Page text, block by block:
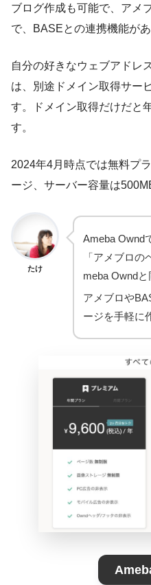
ブログ作成も可能で、アメ
で、BASEとの連携機能があ
自分の好きなウェブアドレ
は、別途ドメイン取得サー
す。ドメイン取得だけだと
す。
2024年4月時点では無料プ
ージ、サーバー容量は
たけ
Ameba Ownd
「アメブロ
meba Ownd
アメブロや
ージを手軽に